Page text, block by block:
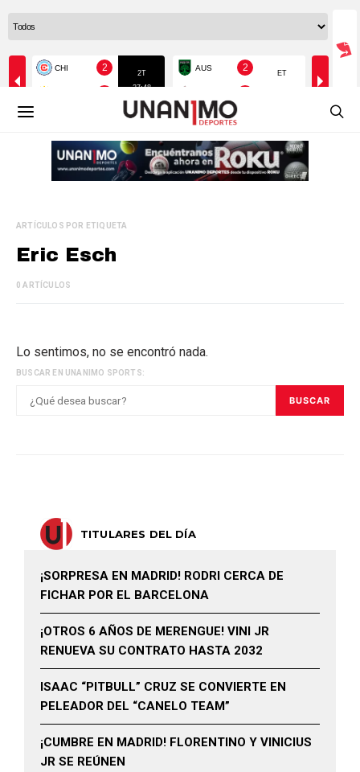
ARTÍCULOS POR ETIQUETA
Eric Esch
0 ARTÍCULOS
Lo sentimos, no se encontró nada.
BUSCAR EN UNANIMO SPORTS:
BUSCAR
TITULARES DEL DÍA
¡SORPRESA EN MADRID! RODRI CERCA DE
FICHAR POR EL BARCELONA
¡OTROS 6 AÑOS DE MERENGUE! VINI JR
RENUEVA SU CONTRATO HASTA 2032
ISAAC “PITBULL” CRUZ SE CONVIERTE EN
PELEADOR DEL “CANELO TEAM”
¡CUMBRE EN MADRID! FLORENTINO Y VINICIUS
JR SE REÚNEN